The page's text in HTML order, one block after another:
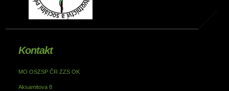
Kontakt
MO OSZSP ČR ZZS OK
Aksamitova 8